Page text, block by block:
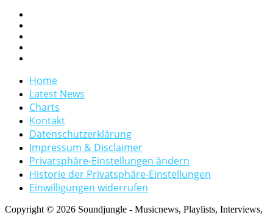
Home
Latest News
Charts
Kontakt
Datenschutzerklärung
Impressum & Disclaimer
Privatsphäre-Einstellungen ändern
Historie der Privatsphäre-Einstellungen
Einwilligungen widerrufen
Copyright © 2026 Soundjungle - Musicnews, Playlists, Interviews,